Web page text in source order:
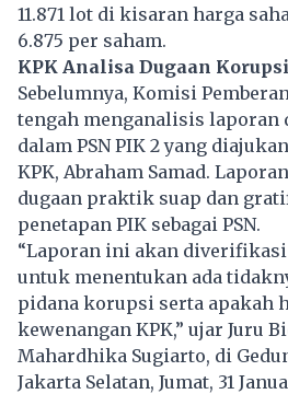
11.871 lot di kisaran harga
6.875 per saham.
KPK Analisa Dugaan Korupsi
Sebelumnya, Komisi
tengah menganalisis laporan
dalam PSN PIK 2 yang
KPK, Abraham Samad.
dugaan praktik suap dan
penetapan PIK sebagai PSN.
“Laporan ini akan
untuk menentukan ada
pidana korupsi serta apakah
kewenangan KPK,” ujar Juru
Mahardhika Sugiarto, di
Jakarta Selatan, Jumat, 31